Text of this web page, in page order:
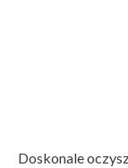
Doskonale